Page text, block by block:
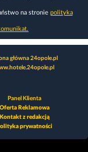
na stronie polityka
główna 24opole.pl
Panel Klienta
Oferta Reklamowa
Kontakt z redakcją
prywatności